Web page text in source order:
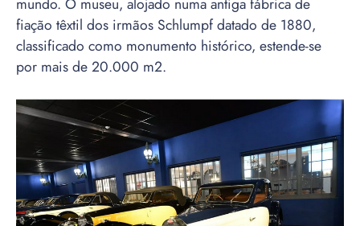
mundo. O museu, alojado numa antiga fábrica de
fiação têxtil dos irmãos Schlumpf datado de 1880,
classificado como monumento histórico, estende-se
por mais de 20.000 m2.